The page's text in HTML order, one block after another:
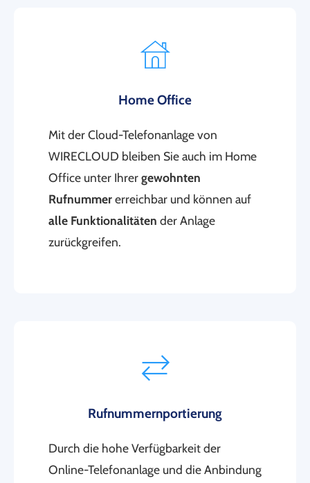
Home Office
Mit der Cloud-Telefonanlage von
WIRECLOUD bleiben Sie auch im Home
Office unter Ihrergewohnten
Rufnummererreichbar und können auf
alle Funktionalitäten der Anlage
zurückgreifen.
Rufnummernportierung
Durch die hohe Verfügbarkeit der
Online-Telefonanlage und die Anbindung